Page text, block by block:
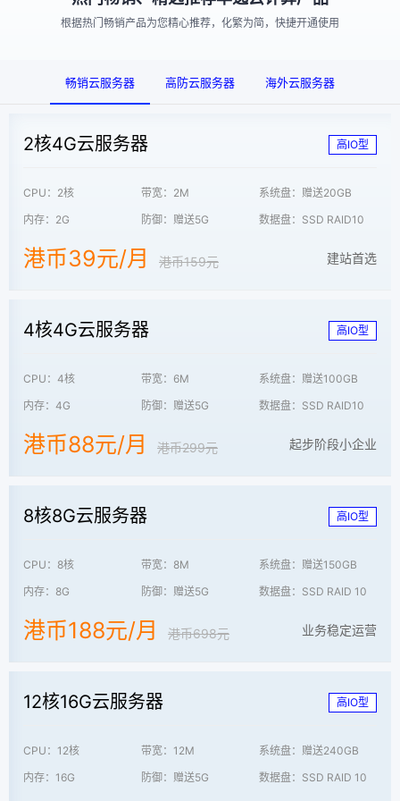
根据热门畅销产品为您精心推荐，化繁为简，快捷开通使用
畅销云服务器 高防云服务器 海外云服务器
2核4G云服务器 高IO型
CPU：2核 带宽：2M
系统盘：赠送20GB
内存：2G
防御：赠送5G 数据盘：SSD RAID10
港币39元/月 港币159元 建站首选
4核4G云服务器 高IO型
CPU：4核 带宽：6M
系统盘：赠送100GB
内存：4G
防御：赠送5G 数据盘：SSD RAID10
港币88元/月 港币299元 起步阶段小企业
8核8G云服务器 高IO型
CPU：8核 带宽：8M
系统盘：赠送150GB
内存：8G
防御：赠送5G 数据盘：SSD RAID 10
港币188元/月 港币698元 业务稳定运营
12核16G云服务器 高IO型
CPU：12核 带宽：12M
系统盘：赠送240GB
内存：16G
防御：赠送5G 数据盘：SSD RAID 10